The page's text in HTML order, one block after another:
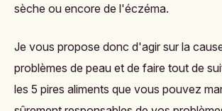
sèche ou encore de l'éczéma.
Je vous propose donc d'agir sur la
problèmes de peau et de faire tout de
les 5 pires aliments que vous pouvez